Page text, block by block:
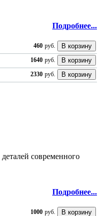
Подробнее...
460 руб.
1640 руб.
2330 руб.
современного
Подробнее...
1000 руб.